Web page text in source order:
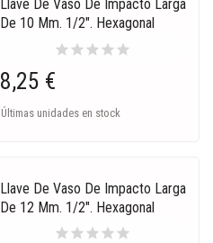
Llave De Vaso De Impacto Larga
De 10 Mm. 1/2". Hexagonal
starstarstarstarstar
8,25 €
Últimas unidades en stock
Llave De Vaso De Impacto Larga
De 12 Mm. 1/2". Hexagonal
starstarstarstarstar